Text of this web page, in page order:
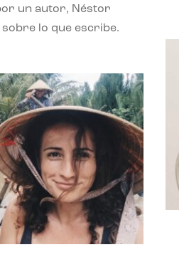
un autor, Néstor
lo que escribe.